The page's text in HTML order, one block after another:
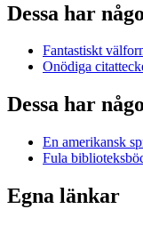
Dessa har
Fantastiskt
Onödiga
Dessa har
En amerikansk
Fula
Egna länkar